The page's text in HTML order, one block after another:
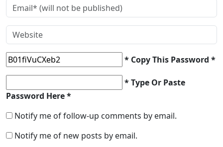
* Copy This Password *
* Type Or Paste
Password Here *
Notify me of follow-up comments by email.
Notify me of new posts by email.